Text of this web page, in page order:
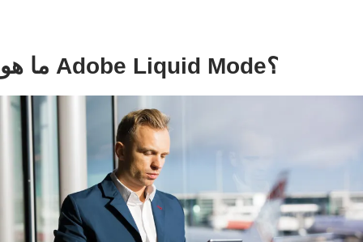
ما هو Adobe Liquid Mode؟